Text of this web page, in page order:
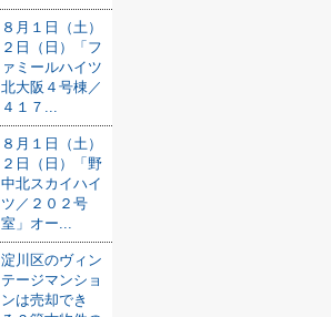
８月１日（土）
２日（日）「フ
ァミールハイツ
北大阪４号棟／
４１７...
８月１日（土）
２日（日）「野
中北スカイハイ
ツ／２０２号
室」オー...
淀川区のヴィン
テージマンショ
ンは売却でき